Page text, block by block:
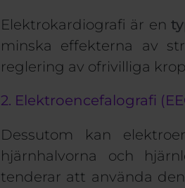
Elektrokardiografi är en
minska effekterna av
reglering av ofrivilliga
2. Elektroencefalografi
Dessutom kan
hjärnhalvorna och
tenderar att använda